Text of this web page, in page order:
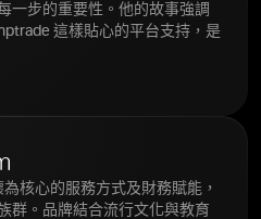
一步的重要性。他的故事強調
這樣貼心的平台支持，是
核心的服務方式及財務賦能，
群。品牌結合流行文化與教育